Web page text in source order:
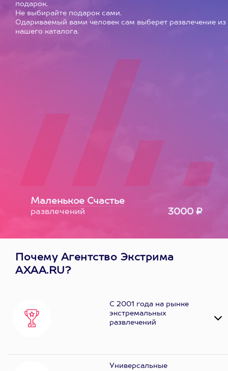
подарок.
Не выбирайте подарок сами.
Одариваемый вами человек сам выберет развлечение из
нашего каталога.
Маленькое Счастье
развлечений 3000 ₽
Почему Агентство Экстрима
AXAA.RU?
С 2001 года на рынке
экстремальных
развлечений
Универсальные